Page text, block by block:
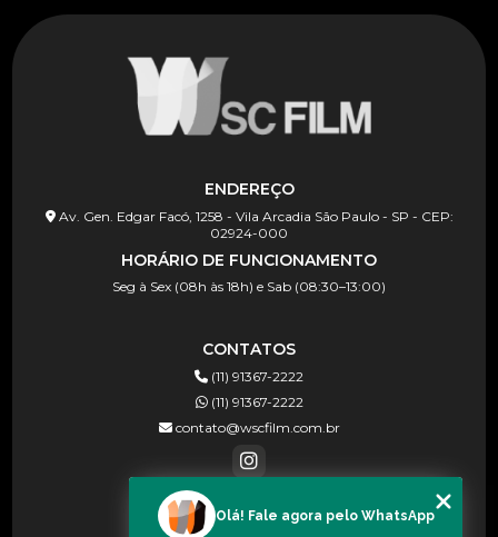
ENDEREÇO
Av. Gen. Edgar Facó, 1258 - Vila Arcadia São Paulo - SP - CEP:
02924-000
HORÁRIO DE FUNCIONAMENTO
Seg à Sex (08h às 18h) e Sab (08:30–13:00)
CONTATOS
(11) 91367-2222
(11) 91367-2222
contato@wscfilm.com.br
MENU
Olá! Fale agora pelo WhatsApp